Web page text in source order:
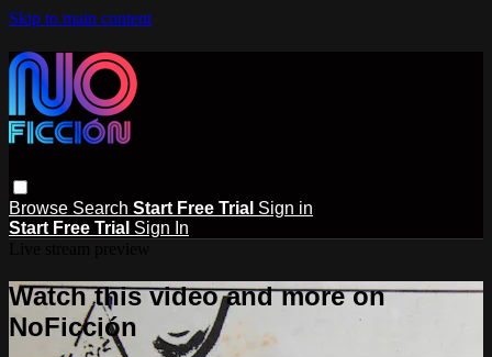
Skip to main content
Browse Search Start Free Trial Sign in
Start Free Trial Sign In
Watch this video and more on
NoFicción